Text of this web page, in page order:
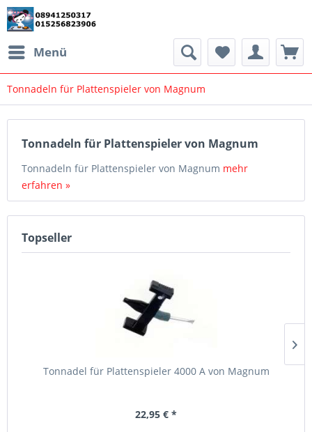
Menü
Tonnadeln für Plattenspieler von Magnum
Tonnadeln für Plattenspieler von Magnum
Tonnadeln für Plattenspieler von Magnum mehr
erfahren »
Topseller
Tonnadel für Plattenspieler 4000 A von Magnum
22,95 € *